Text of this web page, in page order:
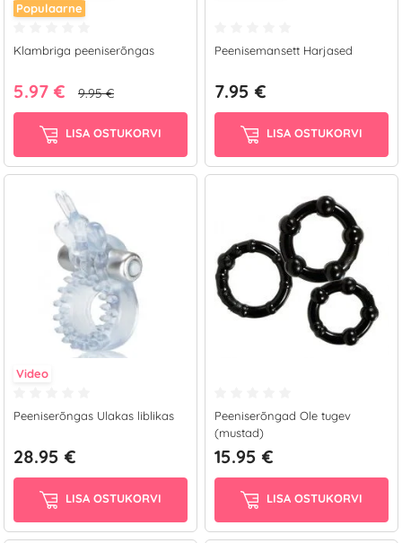
Populaarne
Klambriga peeniserõngas
5.97 € 9.95 €
LISA OSTUKORVI
Peenisemansett Harjased
7.95 €
LISA OSTUKORVI
Video
Peeniserõngas Ulakas liblikas
28.95 €
LISA OSTUKORVI
Peeniserõngad Ole tugev
(mustad)
15.95 €
LISA OSTUKORVI